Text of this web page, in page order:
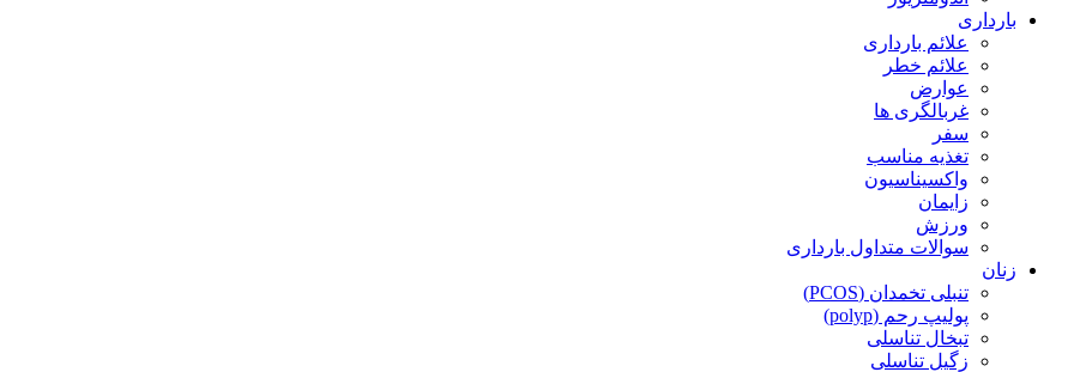
بارداری
علائم بارداری
علائم خطر
عوارض
غربالگری ها
سفر
تغذیه مناسب
واکسیناسیون
زایمان
ورزش
سوالات متداول بارداری
زنان
تنبلی تخمدان (PCOS)
پولیپ رحم (polyp)
تبخال تناسلی
زگیل تناسلی